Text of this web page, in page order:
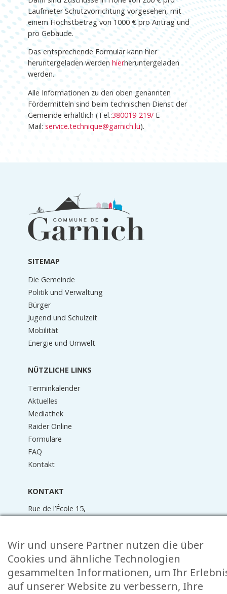
Laufmeter Schutzvorrichtung vorgesehen, mit
einem Höchstbetrag von 1000 € pro Antrag und
pro Gebäude.
Das entsprechende Formular kann hier
heruntergeladen werden hierheruntergeladen
werden.
Alle Informationen zu den oben genannten
Fördermitteln sind beim technischen Dienst der
Gemeinde erhältlich (Tel.:380019-219/E-
Mail: service.technique@garnich.lu).
Informationen
Fußzeile
SITEMAP
Die Gemeinde
Politik und Verwaltung
Bürger
Jugend und Schulzeit
Mobilität
Energie und Umwelt
NÜTZLICHE LINKS
Terminkalender
Aktuelles
Mediathek
Raider Online
Formulare
FAQ
Kontakt
KONTAKT
Rue de l’École 15,
info@garnich.lu
Facebook
Instagram
Wir und unsere Partner nutzen die über
Cookies und ähnliche Technologien
gesammelten Informationen, um Ihr
auf unserer Website zu verbessern, Ihre